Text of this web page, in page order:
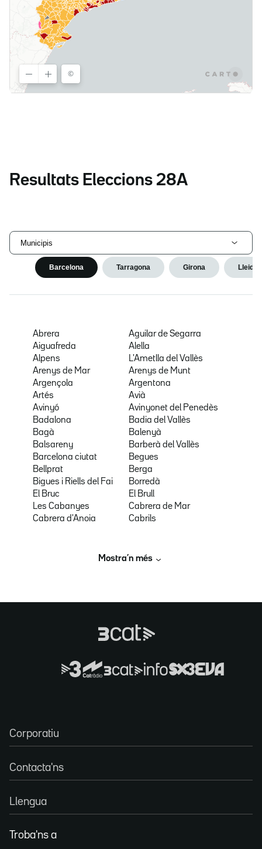
Resultats Eleccions 28A
Municipis
Barcelona Tarragona Girona Lleida
Abrera
Aguilar de Segarra
Aiguafreda
Alella
Alpens
L'Ametlla del Vallès
Arenys de Mar
Arenys de Munt
Argençola
Argentona
Artés
Avià
Avinyó
Avinyonet del Penedès
Badalona
Badia del Vallès
Bagà
Balenyà
Balsareny
Barberà del Vallès
Barcelona ciutat
Begues
Bellprat
Berga
Bigues i Riells del Fai
Borredà
El Bruc
El Brull
Les Cabanyes
Cabrera de Mar
Cabrera d'Anoia
Cabrils
Mostra’n més
Corporatiu
Contacta'ns
Llengua
Troba'ns a